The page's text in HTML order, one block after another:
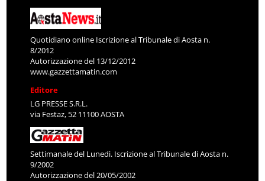
Quotidiano online Iscrizione al Tribunale di Aosta n.
8/2012
Autorizzazione del 13/12/2012
www.gazzettamatin.com
Editore
LG PRESSE S.R.L.
via Festaz, 52 11100 AOSTA
Settimanale del Lunedì. Iscrizione al Tribunale di Aosta n.
9/2002
Autorizzazione del 20/05/2002